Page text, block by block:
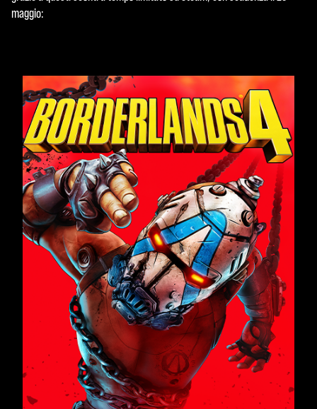
maggio: